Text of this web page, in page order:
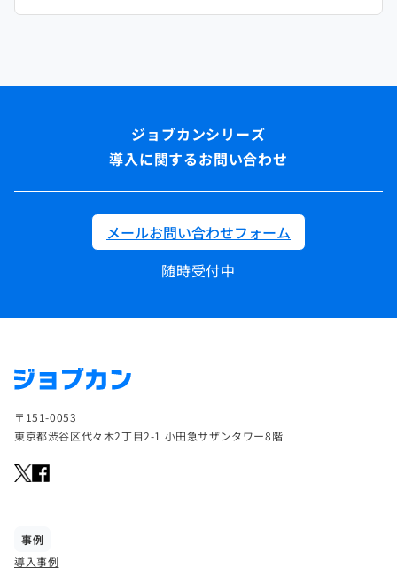
導入に関するお問い合わせ
メールお問い合わせフォーム
随時受付中
〒151-0053
東京都渋谷区代々木2丁目2-1 小田急サザンタワー8階
事例
導入事例